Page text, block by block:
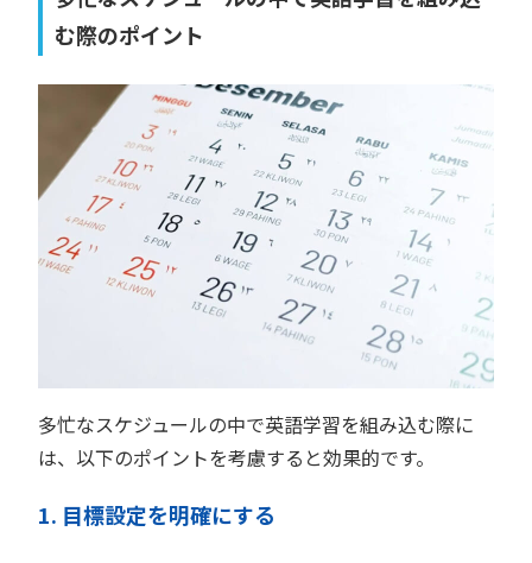
む際のポイント
多忙なスケジュールの中で英語学習を組み込む際に
は、以下のポイントを考慮すると効果的です。
1. 目標設定を明確にする